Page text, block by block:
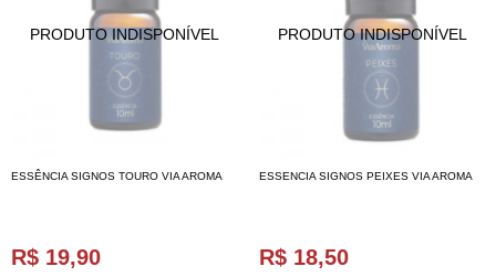
ESSÊNCIA SIGNOS TOURO VIA AROMA
R$ 19,90
ESSENCIA SIGNOS PEIXES VIA AROMA
R$ 18,50